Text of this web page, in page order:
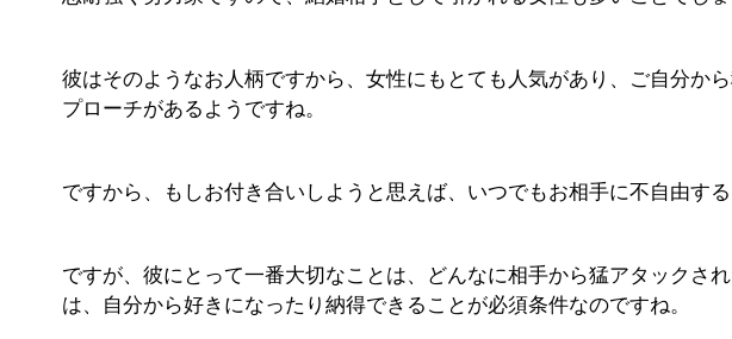
彼はそのようなお人柄ですから、女性にもとても人気があり、ご自分か
プローチがあるようですね。
ですから、もしお付き合いしようと思えば、いつでもお相手に不自由する
ですが、彼にとって一番大切なことは、どんなに相手から猛アタックさ
は、自分から好きになったり納得できることが必須条件なのですね。